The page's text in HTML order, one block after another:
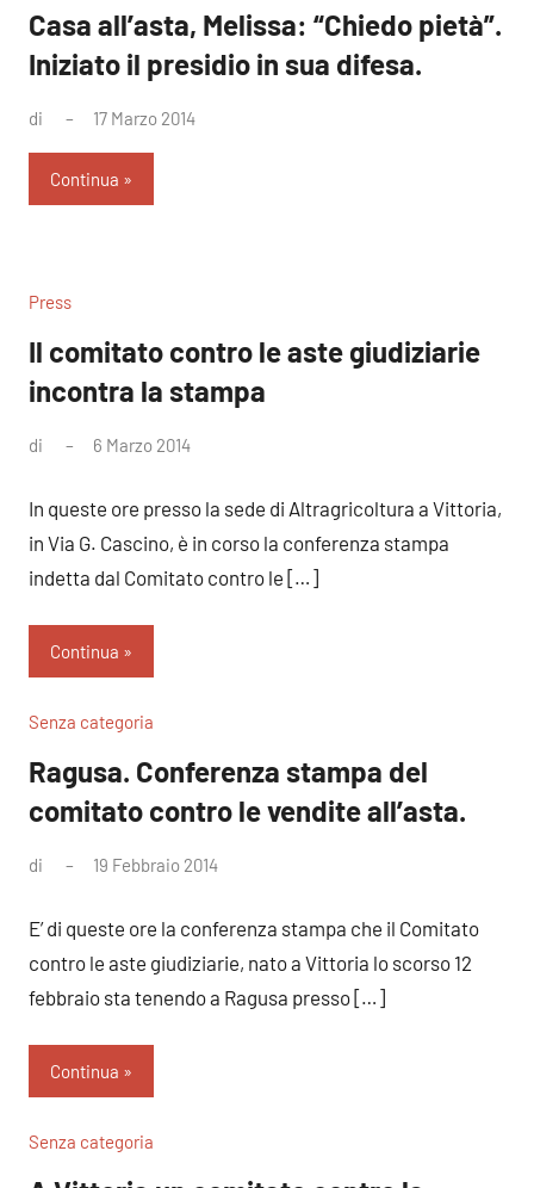
Casa all’asta, Melissa: “Chiedo pietà”.
Iniziato il presidio in sua difesa.
di 17 Marzo 2014
Continua
Press
Il comitato contro le aste giudiziarie
incontra la stampa
di 6 Marzo 2014
In queste ore presso la sede di Altragricoltura a Vittoria,
in Via G. Cascino, è in corso la conferenza stampa
indetta dal Comitato contro le […]
Continua
Senza categoria
Ragusa. Conferenza stampa del
comitato contro le vendite all’asta.
di 19 Febbraio 2014
E’ di queste ore la conferenza stampa che il Comitato
contro le aste giudiziarie, nato a Vittoria lo scorso 12
febbraio sta tenendo a Ragusa presso […]
Continua
Senza categoria